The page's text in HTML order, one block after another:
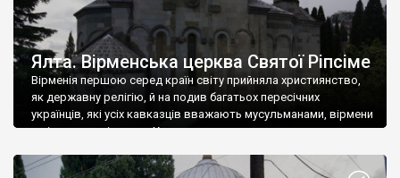
Ялта. Вірменська церква Святої Ріпсіме
Вірменія першою серед країн світу прийняла християнство,
як державну релігію, й на подив багатьох пересічних
українців, які усіх кавказців вважають мусульманами, вірмени
є відданими вірянами Христа